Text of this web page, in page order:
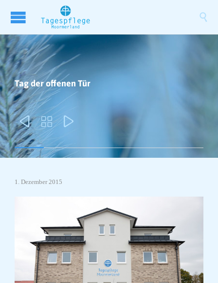

Tag der offenen Tür
  
1. Dezember 2015